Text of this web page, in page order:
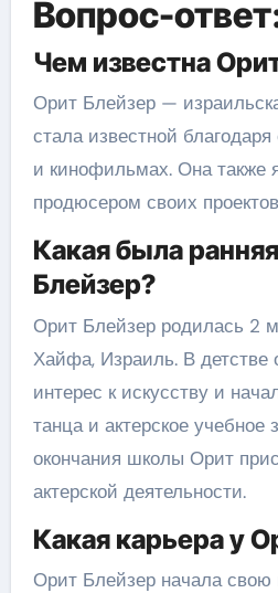
Вопрос-
Чем известна
Орит Блейзер —
стала известной
и кинофильмах. Она также
продюсером своих
Какая была
Блейзер?
Орит Блейзер родилась 2
Хайфа, Израиль. В детстве
интерес к искусству и
танца и актерское учебное
окончания школы Орит
актерской деятельности.
Какая карьера у
Орит Блейзер начала свою